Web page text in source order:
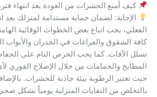
كيف أمنع الحشرات من العودة بعد انتهاء
الإجابة: لضمان حماية مستدامة لمنزلك بعد
الفعلي، يجب اتباع بعض الخطوات الوقائية
كافة الشقوق والفراغات في الجدران والأبواب
تسلل الآفات. كما يجب الحرص التام على
المطابخ والحمامات من خلال الإصلاح الفوري
حيث تعتبر الرطوبة بيئة جاذبة للحشرات.
بالتخلص من النفايات المنزلية يومياً بشكل